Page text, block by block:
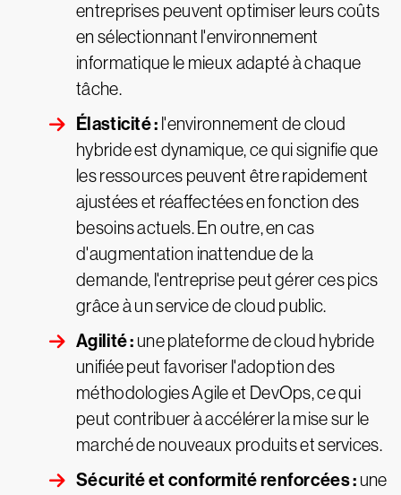
entreprises peuvent optimiser leurs coûts
en sélectionnant l'environnement
informatique le mieux adapté à chaque
tâche.
Élasticité : l'environnement de cloud
hybride est dynamique, ce qui signifie que
les ressources peuvent être rapidement
ajustées et réaffectées en fonction des
besoins actuels. En outre, en cas
d'augmentation inattendue de la
demande, l'entreprise peut gérer ces pics
grâce à un service de cloud public.
Agilité : une plateforme de cloud hybride
unifiée peut favoriser l'adoption des
méthodologies Agile et DevOps, ce qui
peut contribuer à accélérer la mise sur le
marché de nouveaux produits et services.
Sécurité et conformité renforcées : une